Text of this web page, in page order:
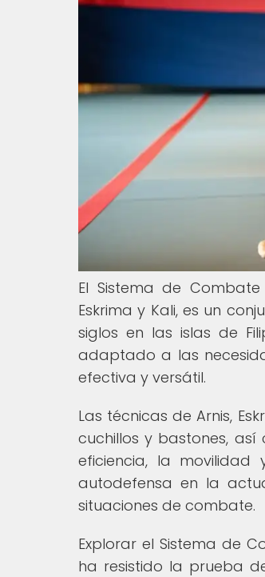
El Sistema de
Eskrima y Kali, es un
siglos en las islas de
adaptado a las
efectiva y versátil.
Las técnicas de Arnis,
cuchillos y bastones,
eficiencia, la
autodefensa en la
situaciones de combate.
Explorar el Sistema de
ha resistido la prueba